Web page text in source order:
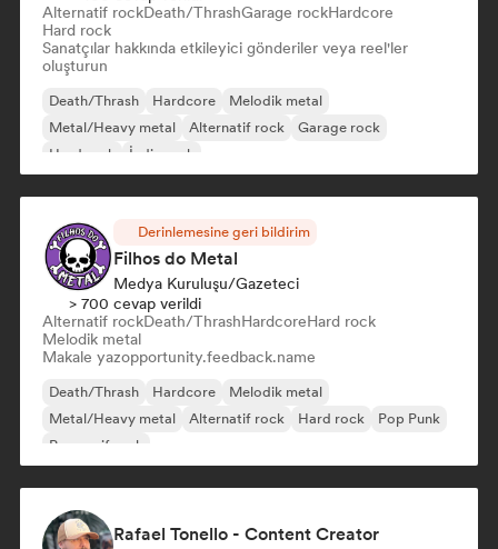
Alternatif rockDeath/ThrashGarage rockHardcore
Hard rock
Sanatçılar hakkında etkileyici gönderiler veya reel'ler
oluşturun
Death/Thrash Hardcore
Melodik metal
Metal/Heavy metal
Alternatif rock
Garage rock
Hard rock
İndie rock
Derinlemesine geri bildirim
Filhos do Metal
Medya Kuruluşu/Gazeteci
> 700 cevap verildi
Alternatif rockDeath/ThrashHardcoreHard rock
Melodik metal
Makale yazopportunity.feedback.name
Death/Thrash Hardcore
Melodik metal
Metal/Heavy metal
Alternatif rock Hard rock
Pop Punk
Progresif rock
Rafael Tonello - Content Creator